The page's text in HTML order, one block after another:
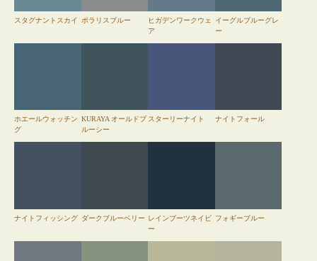
スタグナントスカイ ポラリスブルー
ヒガデンワークウェ
ア
イーグルブルーグレ
ー
ホエールウォッチン
グ
KURAYA オールドブ
ルーシー
スターリーナイト ナイトフォール
ナイトフィッシング ダークブルーベリー レインブーツネイビ
ー
フォギーブルー